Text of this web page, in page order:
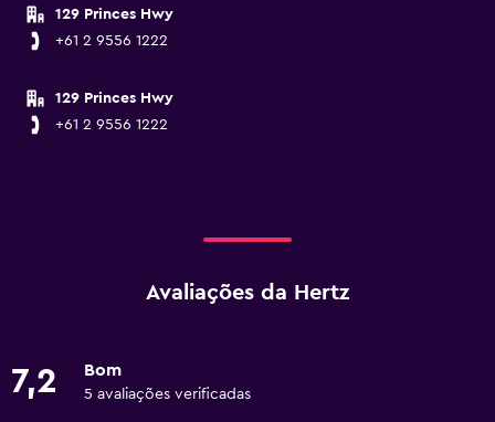
129 Princes Hwy
+61 2 9556 1222
129 Princes Hwy
+61 2 9556 1222
Avaliações da Hertz
7,2 Bom
5 avaliações verificadas